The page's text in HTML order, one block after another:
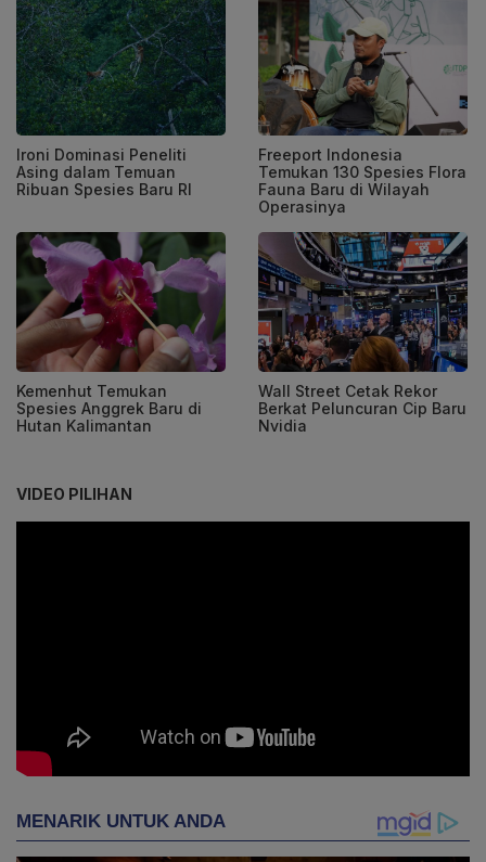
Ironi Dominasi Peneliti
Asing dalam Temuan
Ribuan Spesies Baru RI
Freeport Indonesia
Temukan 130 Spesies Flora
Fauna Baru di Wilayah
Operasinya
Kemenhut Temukan
Spesies Anggrek Baru di
Hutan Kalimantan
Wall Street Cetak Rekor
Berkat Peluncuran Cip Baru
Nvidia
VIDEO PILIHAN